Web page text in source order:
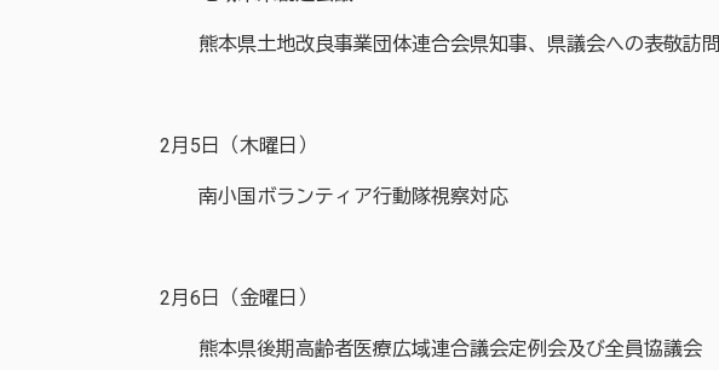
熊本県土地改良事業団体連合会県知事、県議会への表敬訪問
2月5日（木曜日）
南小国ボランティア行動隊視察対応
2月6日（金曜日）
熊本県後期高齢者医療広域連合議会定例会及び全員協議会